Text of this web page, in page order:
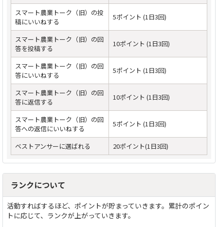
スマート農業トーク（旧）の投
稿にいいねする
5ポイント (1日3回)
スマート農業トーク（旧）の回
答を投稿する
10ポイント (1日3回)
スマート農業トーク（旧）の回
答にいいねする
5ポイント (1日3回)
スマート農業トーク（旧）の回
答に返信する
10ポイント (1日3回)
スマート農業トーク（旧）の回
答への返信にいいねする
5ポイント (1日3回)
ベストアンサーに選ばれる 20ポイント(1日3回)
ランクについて
活動すればするほど、ポイントが貯まっていきます。累計のポイン
トに応じて、ランクが上がっていきます。